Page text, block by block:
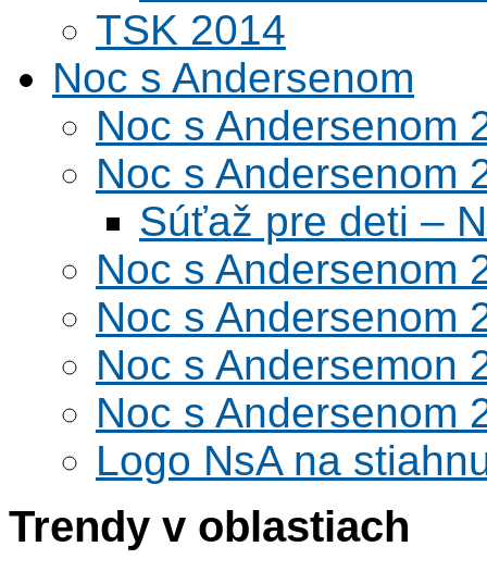
TSK 2014
Noc s Andersenom
Noc s Andersenom
Noc s Andersenom
Súťaž pre deti –
Noc s Andersenom
Noc s Andersenom
Noc s Andersemon
Noc s Andersenom
Logo NsA na
Trendy v oblastiach